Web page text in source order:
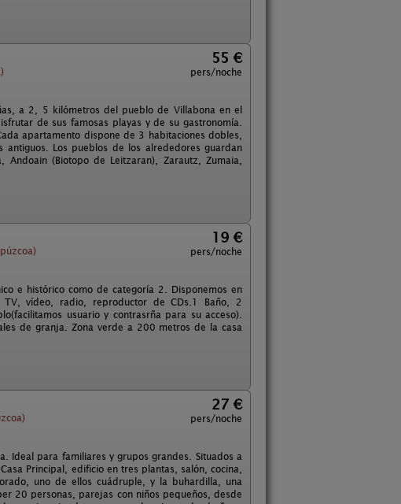
55 €
pers/noche
a 2, 5 kilómetros del pueblo de Villabona en el
de sus famosas playas y de su gastronomía.
apartamento dispone de 3 habitaciones dobles,
Los pueblos de los alrededores guardan
Andoain (Biotopo de Leitzaran), Zarautz, Zumaia,
19 €
pers/noche
e histórico como de categoría 2. Disponemos en
vídeo, radio, reproductor de CDs.1 Baño, 2
usuario y contrasrña para su acceso).
de granja. Zona verde a 200 metros de la casa
27 €
pers/noche
Ideal para familiares y grupos grandes. Situados a
Principal, edificio en tres plantas, salón, cocina,
uno de ellos cuádruple, y la buhardilla, una
20 personas, parejas con niños pequeños, desde